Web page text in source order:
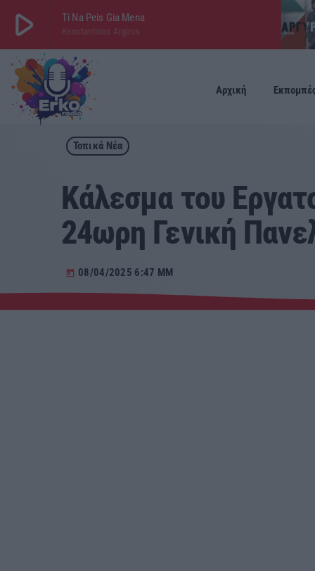
play_arrow Ti Na Peis Gia Mena
Konstantinos Argiros
play_arrow ΕΡΚΟ
LIVE
Αρχική
Τοπικά Νέα
Kάλεσμα του
24ωρη Γενική
today 08/04/2025 6:47 ΜΜ